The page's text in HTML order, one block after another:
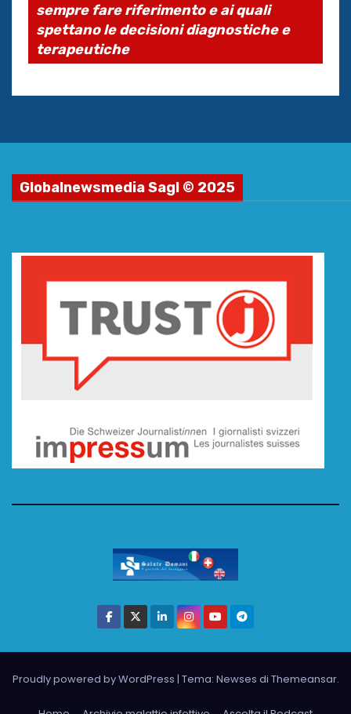
sempre fare riferimento e ai quali
spettano le decisioni diagnostiche e
terapeutiche
Globalnewsmedia Sagl © 2025
Proudly powered by WordPress | Tema: Newses di Themeansar.